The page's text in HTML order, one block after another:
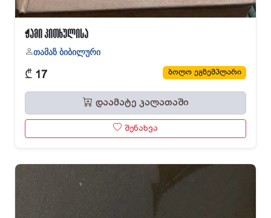
ჟამი კითხულისა
თამაზ ბიბილური
₾ 17 ბოლო ეგზემპლარი
დაამატე კალათაში
შენახვა